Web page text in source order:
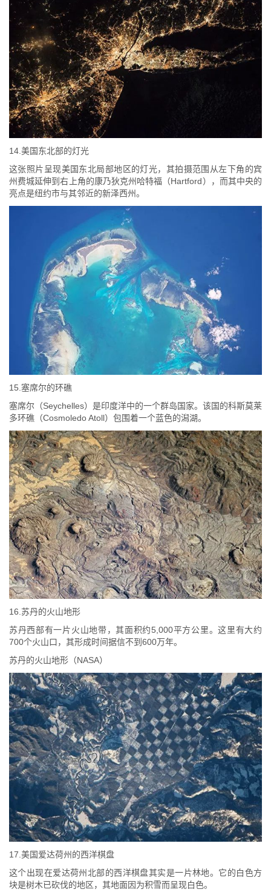
14.美国东北部的灯光
这张照片呈现美国东北局部地区的灯光，其拍摄范围从左下角的宾
州费城延伸到右上角的康乃狄克州哈特福（Hartford），而其中央的
亮点是纽约市与其邻近的新泽西州。
15.塞席尔的环礁
塞席尔（Seychelles）是印度洋中的一个群岛国家。该国的科斯莫莱
多环礁（Cosmoledo Atoll）包围着一个蓝色的潟湖。
16.苏丹的火山地形
苏丹西部有一片火山地带，其面积约5,000平方公里。这里有大约
700个火山口，其形成时间据信不到600万年。
苏丹的火山地形（NASA）
17.美国爱达荷州的西洋棋盘
这个出现在爱达荷州北部的西洋棋盘其实是一片林地。它的白色方
块是树木已砍伐的地区，其地面因为积雪而呈现白色。